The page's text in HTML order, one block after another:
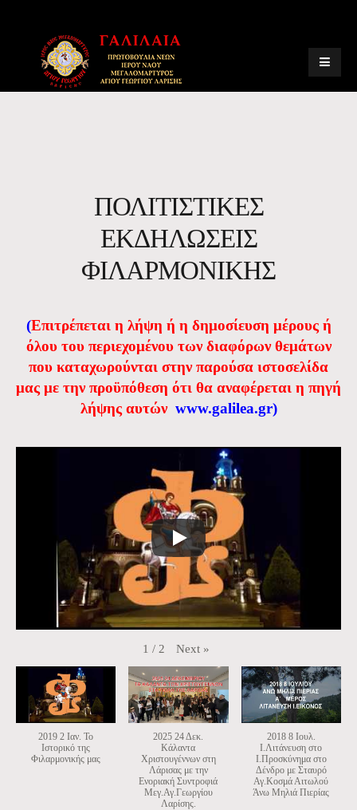
ΠΟΛΙΤΙΣΤΙΚΕΣ
ΕΚΔΗΛΩΣΕΙΣ
ΦΙΛΑΡΜΟΝΙΚΗΣ
(Eπιτρέπεται η λήψη ή η δημοσίευση μέρους ή
όλου του περιεχομένου των διαφόρων θεμάτων
που καταχωρούνται στην παρούσα ιστοσελίδα
μας με την προϋπόθεση ότι θα αναφέρεται η πηγή
λήψης αυτών www.galilea.gr)
1 / 2 Next »
2019 2 Ιαν. Το
Ιστορικό της
Φιλαρμονικής μας
2025 24 Δεκ.
Κάλαντα
Χριστουγέννων στη
Λάρισας με την
Ενοριακή Συντροφιά
Μεγ.Αγ.Γεωργίου
Λαρίσης.
2018 8 Ιουλ.
Ι.Λιτάνευση στο
Ι.Προσκύνημα στο
Δένδρο με Σταυρό
Αγ.Κοσμά Αιτωλού
Άνω Μηλιά Πιερίας